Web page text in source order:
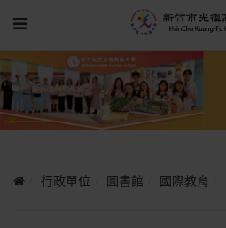
行政單位 圖書館 國際教育